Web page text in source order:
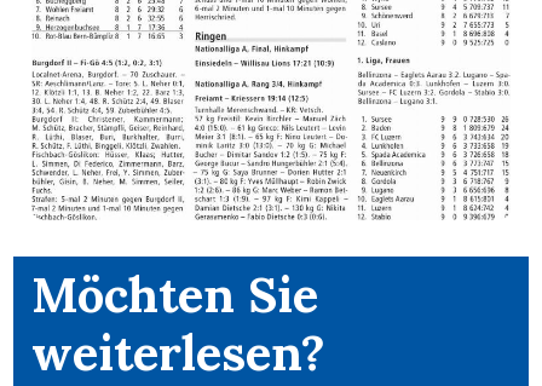
App
Möchten Sie
weiterlesen?